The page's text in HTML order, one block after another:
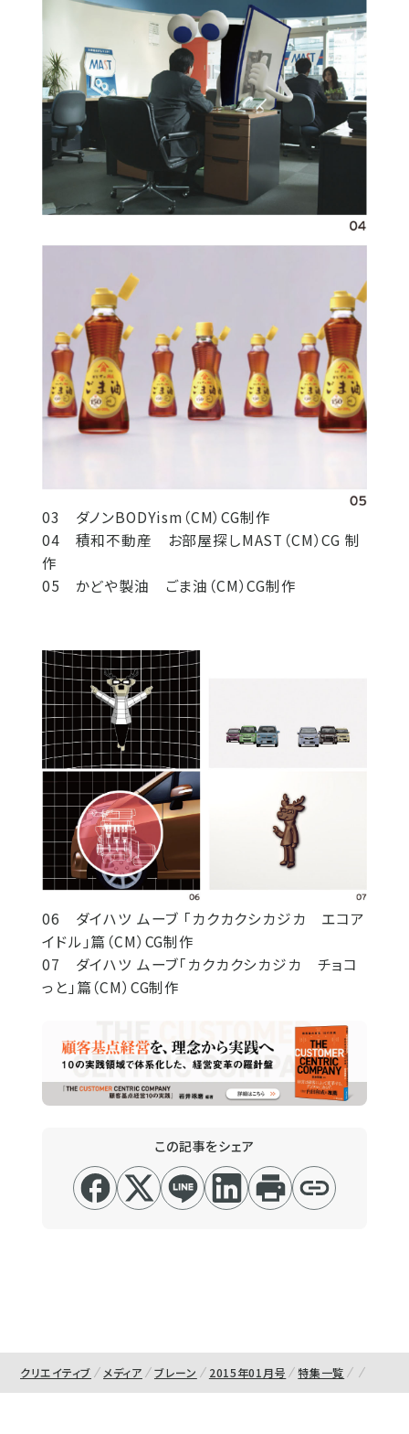
03 ダノンBODYism（CM）CG制作
04 積和不動産 お部屋探しMAST（CM）CG 制
作
05 かどや製油 ごま油（CM）CG制作
06 ダイハツ ムーブ 「カクカクシカジカ エコア
イドル」篇（CM）CG制作
07 ダイハツ ムーブ「カクカクシカジカ チョコ
っと」篇（CM）CG制作
この記事をシェア
クリエイティブ メディア ブレーン 2015年01月号 特集一覧